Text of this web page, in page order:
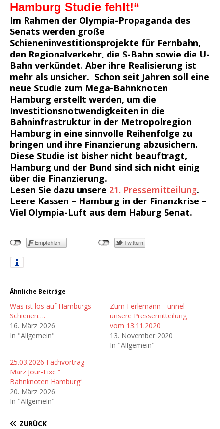
Hamburg Studie fehlt!“
Im Rahmen der Olympia-Propaganda des
Senats werden große
Schieneninvestitionsprojekte für Fernbahn,
den Regionalverkehr, die S-Bahn sowie die U-
Bahn verkündet. Aber ihre Realisierung ist
mehr als unsicher. Schon seit Jahren soll eine
neue Studie zum Mega-Bahnknoten
Hamburg erstellt werden, um die
Investitionsnotwendigkeiten in die
Bahninfrastruktur in der Metropolregion
Hamburg in eine sinnvolle Reihenfolge zu
bringen und ihre Finanzierung abzusichern.
Diese Studie ist bisher nicht beauftragt,
Hamburg und der Bund sind sich nicht einig
über die Finanzierung.
Lesen Sie dazu unsere 21. Pressemitteilung.
Leere Kassen – Hamburg in der Finanzkrise –
Viel Olympia-Luft aus dem Haburg Senat.
Ähnliche Beiträge
Was ist los auf Hamburgs
Schienen….
16. März 2026
In "Allgemein"
Zum Ferlemann-Tunnel
unsere Pressemitteilung
vom 13.11.2020
13. November 2020
In "Allgemein"
25.03.2026 Fachvortrag –
März Jour-Fixe “
Bahnknoten Hamburg“
20. März 2026
In "Allgemein"
ZURÜCK